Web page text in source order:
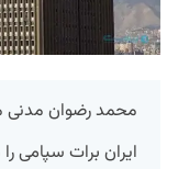
محمد رضوان مدنی
ایران برات سپامی